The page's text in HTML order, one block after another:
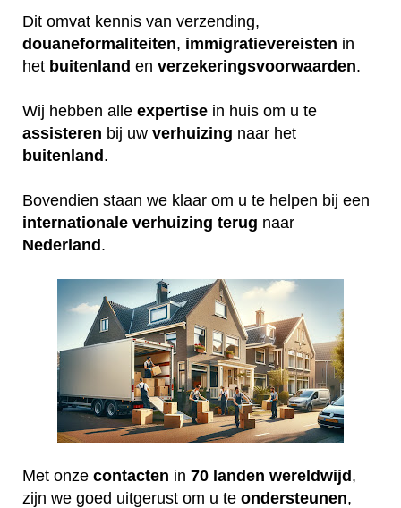
Dit omvat kennis van verzending,
douaneformaliteiten, immigratievereisten in
het buitenland en verzekeringsvoorwaarden.
Wij hebben alle expertise in huis om u te
assisteren bij uw verhuizing naar het
buitenland.
Bovendien staan we klaar om u te helpen bij een
internationale verhuizing terug naar
Nederland.
Met onze contacten in 70 landen wereldwijd,
zijn we goed uitgerust om u te ondersteunen,